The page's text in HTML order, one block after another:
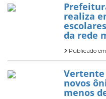
realiza
da rede
Publicado
Vertente
novos
menos